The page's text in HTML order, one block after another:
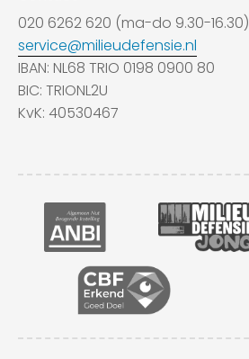
020 6262 620 (ma-do 9.30-16.30)
service@milieudefensie.nl
IBAN: NL68 TRIO 0198 0900 80
BIC: TRIONL2U
KvK: 40530467